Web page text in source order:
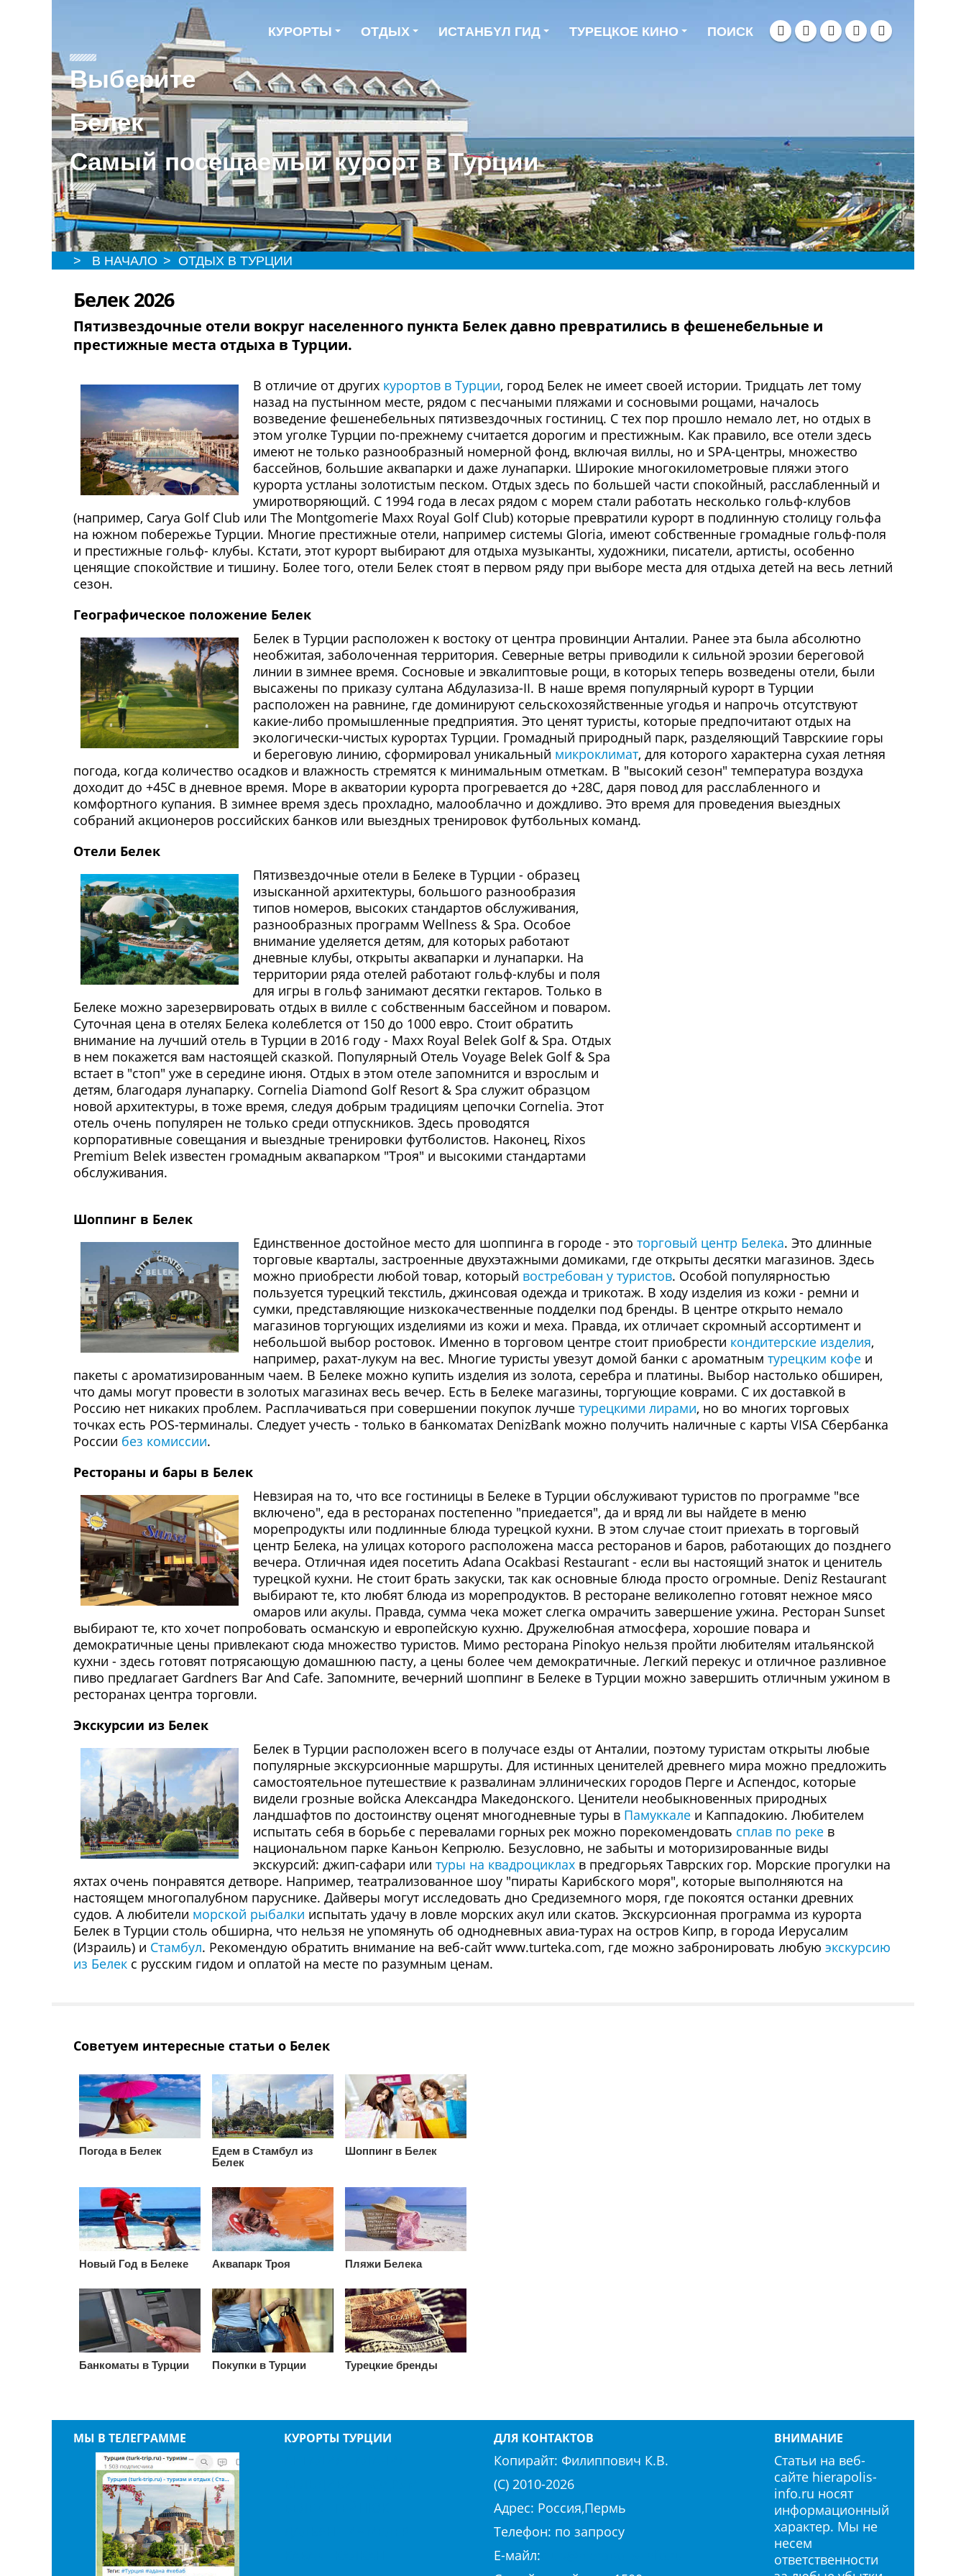
КУРОРТЫ ОТДЫХ ИCТAНБYЛ ГИД ТУРЕЦКОЕ КИНО ПОИСК
Выберите
Белек
Самый посещаемый курорт в Турции
> В НАЧАЛО > ОТДЫХ В ТУРЦИИ
Белек 2026
Пятизвездочные отели вокруг населенного пункта Белек давно превратились в фешенебельные и
престижные места отдыха в Турции.
В отличие от других курортов в Турции, город Белек не имеет своей истории. Тридцать лет тому
назад на пустынном месте, рядом с песчаными пляжами и сосновыми рощами, началось
возведение фешенебельных пятизвездочных гостиниц. С тех пор прошло немало лет, но отдых в
этом уголке Турции по-прежнему считается дорогим и престижным. Как правило, все отели здесь
имеют не только разнообразный номерной фонд, включая виллы, но и SPA-центры, множество
бассейнов, большие аквапарки и даже лунапарки. Широкие многокилометровые пляжи этого
курорта устланы золотистым песком. Отдых здесь по большей части спокойный, расслабленный и
умиротворяющий. С 1994 года в лесах рядом с морем стали работать несколько гольф-клубов
(например, Carya Golf Club или The Montgomerie Maxx Royal Golf Club) которые превратили курорт в подлинную столицу гольфа
на южном побережье Турции. Многие престижные отели, например системы Gloria, имеют собственные громадные гольф-поля
и престижные гольф- клубы. Кстати, этот курорт выбирают для отдыха музыканты, художники, писатели, артисты, особенно
ценящие спокойствие и тишину. Более того, отели Белек стоят в первом ряду при выборе места для отдыха детей на весь летний
сезон.
Географическое положение Белек
Белек в Турции расположен к востоку от центра провинции Анталии. Ранее эта была абсолютно
необжитая, заболоченная территория. Северные ветры приводили к сильной эрозии береговой
линии в зимнее время. Сосновые и эвкалиптовые рощи, в которых теперь возведены отели, были
высажены по приказу султана Абдулазиза-II. В наше время популярный курорт в Турции
расположен на равнине, где доминируют сельскохозяйственные угодья и напрочь отсутствуют
какие-либо промышленные предприятия. Это ценят туристы, которые предпочитают отдых на
экологически-чистых курортах Турции. Громадный природный парк, разделяющий Таврскиие горы
и береговую линию, сформировал уникальный микроклимат, для которого характерна сухая летняя
погода, когда количество осадков и влажность стремятся к минимальным отметкам. В "высокий сезон" температура воздуха
доходит до +45С в дневное время. Море в акватории курорта прогревается до +28С, даря повод для расслабленного и
комфортного купания. В зимнее время здесь прохладно, малооблачно и дождливо. Это время для проведения выездных
собраний акционеров российских банков или выездных тренировок футбольных команд.
Отели Белек
Пятизвездочные отели в Белеке в Турции - образец
изысканной архитектуры, большого разнообразия
типов номеров, высоких стандартов обслуживания,
разнообразных программ Wellness & Spa. Особое
внимание уделяется детям, для которых работают
дневные клубы, открыты аквапарки и лунапарки. На
территории ряда отелей работают гольф-клубы и поля
для игры в гольф занимают десятки гектаров. Только в
Белеке можно зарезервировать отдых в вилле с собственным бассейном и поваром.
Суточная цена в отелях Белека колеблется от 150 до 1000 евро. Стоит обратить
внимание на лучший отель в Турции в 2016 году - Maxx Royal Belek Golf & Spa. Отдых
в нем покажется вам настоящей сказкой. Популярный Отель Voyage Belek Golf & Spa
встает в "стоп" уже в середине июня. Отдых в этом отеле запомнится и взрослым и
детям, благодаря лунапарку. Cornelia Diamond Golf Resort & Spa служит образцом
новой архитектуры, в тоже время, следуя добрым традициям цепочки Cornelia. Этот
отель очень популярен не только среди отпускников. Здесь проводятся
корпоративные совещания и выездные тренировки футболистов. Наконец, Rixos
Premium Belek известен громадным аквапарком "Троя" и высокими стандартами
обслуживания.
Шоппинг в Белек
Единственное достойное место для шоппинга в городе - это торговый центр Белека. Это длинные
торговые кварталы, застроенные двухэтажными домиками, где открыты десятки магазинов. Здесь
можно приобрести любой товар, который востребован у туристов. Особой популярностью
пользуется турецкий текстиль, джинсовая одежда и трикотаж. В ходу изделия из кожи - ремни и
сумки, представляющие низкокачественные подделки под бренды. В центре открыто немало
магазинов торгующих изделиями из кожи и меха. Правда, их отличает скромный ассортимент и
небольшой выбор ростовок. Именно в торговом центре стоит приобрести кондитерские изделия,
например, рахат-лукум на вес. Многие туристы увезут домой банки с ароматным турецким кофе и
пакеты с ароматизированным чаем. В Белеке можно купить изделия из золота, серебра и платины. Выбор настолько обширен,
что дамы могут провести в золотых магазинах весь вечер. Есть в Белеке магазины, торгующие коврами. С их доставкой в
Россию нет никаких проблем. Расплачиваться при совершении покупок лучше турецкими лирами, но во многих торговых
точках есть POS-терминалы. Следует учесть - только в банкоматах DenizBank можно получить наличные с карты VISA Сбербанка
России без комиссии.
Рестораны и бары в Белек
Невзирая на то, что все гостиницы в Белеке в Турции обслуживают туристов по программе "все
включено", еда в ресторанах постепенно "приедается", да и вряд ли вы найдете в меню
морепродукты или подлинные блюда турецкой кухни. В этом случае стоит приехать в торговый
центр Белека, на улицах которого расположена масса ресторанов и баров, работающих до позднего
вечера. Отличная идея посетить Adana Ocakbasi Restaurant - если вы настоящий знаток и ценитель
турецкой кухни. Не стоит брать закуски, так как основные блюда просто огромные. Deniz Restaurant
выбирают те, кто любят блюда из морепродуктов. В ресторане великолепно готовят нежное мясо
омаров или акулы. Правда, сумма чека может слегка омрачить завершение ужина. Ресторан Sunset
выбирают те, кто хочет попробовать османскую и европейскую кухню. Дружелюбная атмосфера, хорошие повара и
демократичные цены привлекают сюда множество туристов. Мимо ресторана Pinokyo нельзя пройти любителям итальянской
кухни - здесь готовят потрясающую домашнюю пасту, а цены более чем демократичные. Легкий перекус и отличное разливное
пиво предлагает Gardners Bar And Cafe. Запомните, вечерний шоппинг в Белеке в Турции можно завершить отличным ужином в
ресторанах центра торговли.
Экскурсии из Белек
Белек в Турции расположен всего в получасе езды от Анталии, поэтому туристам открыты любые
популярные экскурсионные маршруты. Для истинных ценителей древнего мира можно предложить
самостоятельное путешествие к развалинам эллинических городов Перге и Аспендос, которые
видели грозные войска Александра Македонского. Ценители необыкновенных природных
ландшафтов по достоинству оценят многодневные туры в Памуккале и Каппадокию. Любителем
испытать себя в борьбе с перевалами горных рек можно порекомендовать сплав по реке в
национальном парке Каньон Кепрюлю. Безусловно, не забыты и моторизированные виды
экскурсий: джип-сафари или туры на квадроциклах в предгорьях Таврских гор. Морские прогулки на
яхтах очень понравятся детворе. Например, театрализованное шоу "пираты Карибского моря", которые выполняются на
настоящем многопалубном паруснике. Дайверы могут исследовать дно Средиземного моря, где покоятся останки древних
судов. А любители морской рыбалки испытать удачу в ловле морских акул или скатов. Экскурсионная программа из курорта
Белек в Турции столь обширна, что нельзя не упомянуть об однодневных авиа-турах на остров Кипр, в города Иерусалим
(Израиль) и Стамбул. Рекомендую обратить внимание на веб-сайт www.turteka.com, где можно забронировать любую экскурсию
из Белек с русским гидом и оплатой на месте по разумным ценам.
Советуем интересные статьи о Белек
Погода в Белек
Едем в Стамбул из
Белек
Шоппинг в Белек
Новый Год в Белеке Аквапарк Троя Пляжи Белека
Банкоматы в Турции Покупки в Турции Турецкие бренды
МЫ В ТЕЛЕГРАММЕ КУРОРТЫ ТУРЦИИ ДЛЯ КОНТАКТОВ
Копирайт: Филиппович К.В.
(С) 2010-2026
Адрес: Россия,Пермь
Телефон: по запросу
E-майл:
ВНИМАНИЕ
Статьи на веб-
сайте hierapolis-
info.ru носят
информационный
характер. Мы не
несем
ответственности